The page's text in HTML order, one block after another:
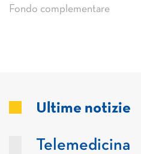
Fondo complementare
Ultime notizie
Telemedicina